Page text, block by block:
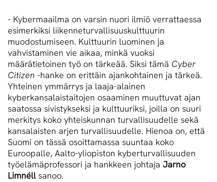
- Kybermaailma on varsin nuori ilmiö verrattaessa
esimerkiksi liikenneturvallisuuskulttuurin
muodostumiseen. Kulttuurin luominen ja
vahvistaminen vie aikaa, minkä vuoksi
määrätietoinen työ on tärkeää. Siksi tämä Cyber
Citizen -hanke on erittäin ajankohtainen ja tärkeä.
Yhteinen ymmärrys ja laaja-alainen
kyberkansalaistaitojen osaaminen muuttuvat ajan
saatossa sivistykseksi ja kulttuuriksi, joilla on suuri
merkitys koko yhteiskunnan turvallisuudelle sekä
kansalaisten arjen turvallisuudelle. Hienoa on, että
Suomi on tässä osoittamassa suuntaa koko
Euroopalle, Aalto-yliopiston kyberturvallisuuden
työelämäprofessori ja hankkeen johtaja Jarno
Limnéll sanoo.